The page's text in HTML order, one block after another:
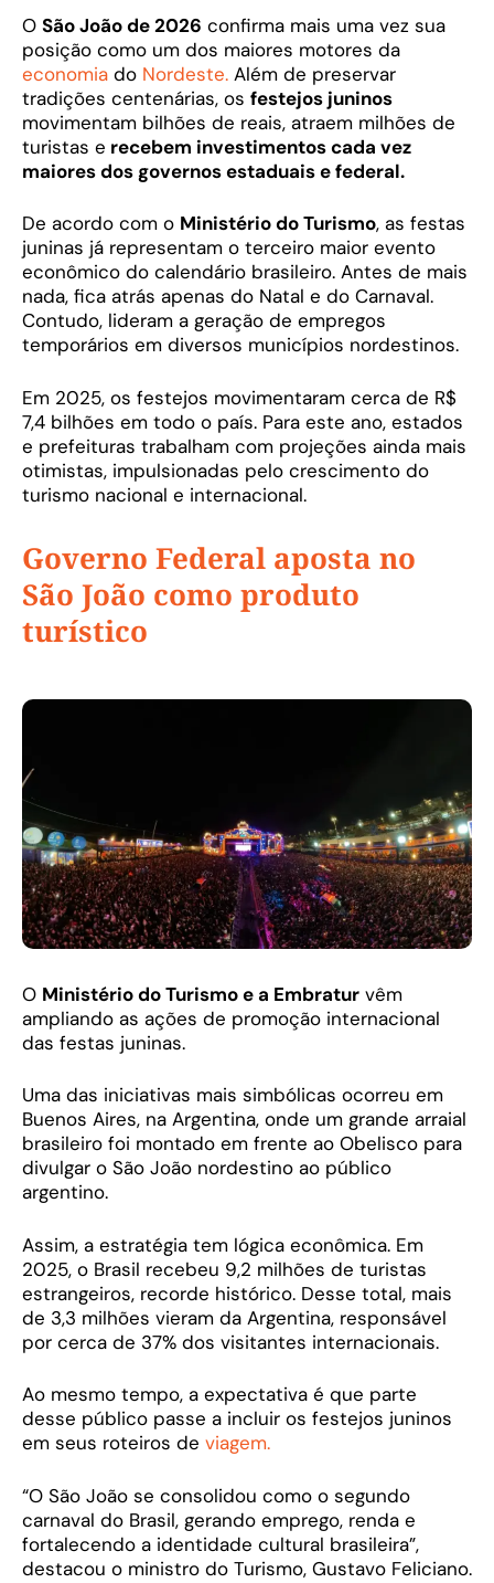
O São João de 2026 confirma mais uma vez sua
posição como um dos maiores motores da
economia do Nordeste. Além de preservar
tradições centenárias, os festejos juninos
movimentam bilhões de reais, atraem milhões de
turistas e recebem investimentos cada vez
maiores dos governos estaduais e federal.
De acordo com o Ministério do Turismo, as festas
juninas já representam o terceiro maior evento
econômico do calendário brasileiro. Antes de mais
nada, fica atrás apenas do Natal e do Carnaval.
Contudo, lideram a geração de empregos
temporários em diversos municípios nordestinos.
Em 2025, os festejos movimentaram cerca de R$
7,4 bilhões em todo o país. Para este ano, estados
e prefeituras trabalham com projeções ainda mais
otimistas, impulsionadas pelo crescimento do
turismo nacional e internacional.
Governo Federal aposta no
São João como produto
turístico
O Ministério do Turismo e a Embratur vêm
ampliando as ações de promoção internacional
das festas juninas.
Uma das iniciativas mais simbólicas ocorreu em
Buenos Aires, na Argentina, onde um grande arraial
brasileiro foi montado em frente ao Obelisco para
divulgar o São João nordestino ao público
argentino.
Assim, a estratégia tem lógica econômica. Em
2025, o Brasil recebeu 9,2 milhões de turistas
estrangeiros, recorde histórico. Desse total, mais
de 3,3 milhões vieram da Argentina, responsável
por cerca de 37% dos visitantes internacionais.
Ao mesmo tempo, a expectativa é que parte
desse público passe a incluir os festejos juninos
em seus roteiros de viagem.
“O São João se consolidou como o segundo
carnaval do Brasil, gerando emprego, renda e
fortalecendo a identidade cultural brasileira”,
destacou o ministro do Turismo, Gustavo Feliciano.